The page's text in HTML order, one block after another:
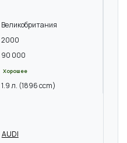
Великобритания
2000
90 000
Хорошее
1.9 л. (1896 ccm)
AUDI